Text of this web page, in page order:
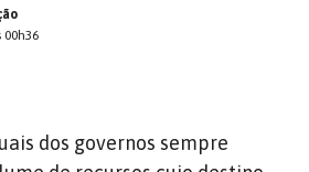
00h36
dos governos sempre